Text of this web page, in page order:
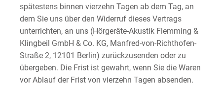
spätestens binnen vierzehn Tagen ab dem Tag, an
dem Sie uns über den Widerruf dieses Vertrags
unterrichten, an uns (Hörgeräte-Akustik Flemming &
Klingbeil GmbH & Co. KG, Manfred-von-Richthofen-
Straße 2, 12101 Berlin) zurückzusenden oder zu
übergeben. Die Frist ist gewahrt, wenn Sie die Waren
vor Ablauf der Frist von vierzehn Tagen absenden.